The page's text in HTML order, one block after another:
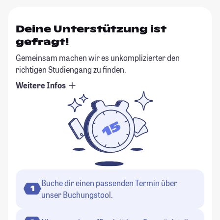
Deine Unterstützung ist
gefragt!
Gemeinsam machen wir es unkomplizierter den
richtigen Studiengang zu finden.
Weitere Infos
1
Buche dir einen passenden Termin über
unser Buchungstool.